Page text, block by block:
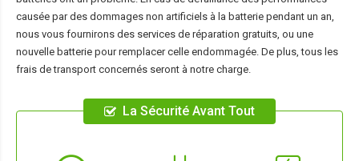
causée par des dommages non artificiels à la batterie pendant un an,
nous vous fournirons des services de réparation gratuits, ou une
nouvelle batterie pour remplacer celle endommagée. De plus, tous les
frais de transport concernés seront à notre charge.
La Sécurité Avant Tout